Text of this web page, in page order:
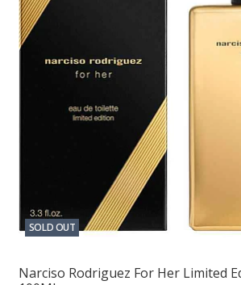
SOLD OUT
Narciso Rodriguez For Her Limited